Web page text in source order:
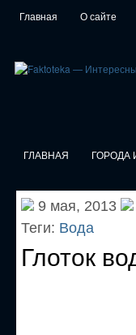
Главная О сайте
ГЛАВНАЯ ГОРОДА
9 мая, 2013
Теги: Вода
Глоток